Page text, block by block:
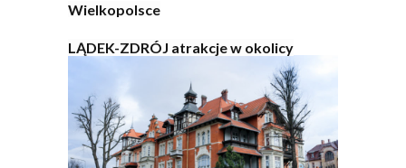
Wielkopolsce
LĄDEK-ZDRÓJ atrakcje w okolicy